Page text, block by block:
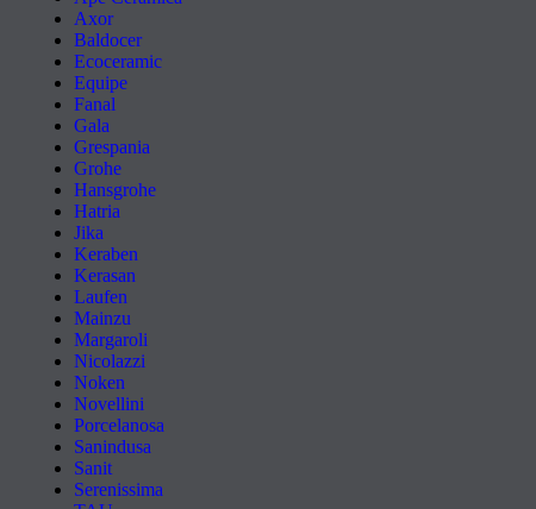
Axor
Baldocer
Ecoceramic
Equipe
Fanal
Gala
Grespania
Grohe
Hansgrohe
Hatria
Jika
Keraben
Kerasan
Laufen
Mainzu
Margaroli
Nicolazzi
Noken
Novellini
Porcelanosa
Sanindusa
Sanit
Serenissima